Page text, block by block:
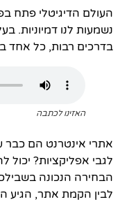
העולם הדיגיטלי פתח
נשמעות לנו דמיוניות.
בדרכים רבות, כל אחד
האזינו לכתבה
אתרי אינטרנט הם כבר
לגבי אפליקציות? יכול
הבחירה הנכונה
לבין הקמת אתר, הגיע